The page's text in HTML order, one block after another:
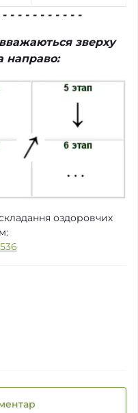
- - - - - - - - - -
зверху
направо:
оздоровчих